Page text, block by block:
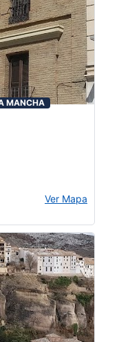
MANCHA
Ver Mapa